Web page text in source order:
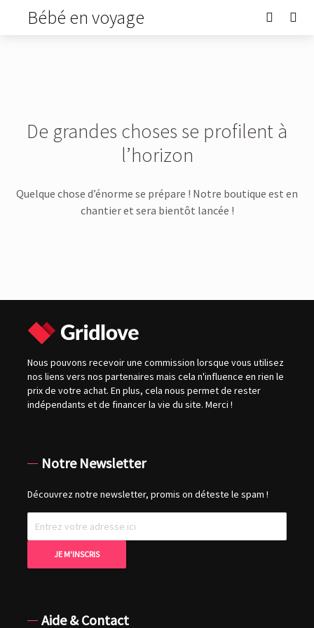
Bébé en voyage
De grandes choses se profilent à
l’horizon
Quelque chose d’énorme se prépare ! Notre boutique est en
chantier et sera bientôt lancée !
Nous pouvons recevoir une commission lorsque vous utilisez
nos liens vers nos partenaires mais cela n'influence en rien le
prix de votre achat. En plus, cela nous permet de rester
indépendants et de financer la vie du site. Merci !
Notre Newsletter
Découvrez notre newsletter, promis on déteste le spam !
Aide & Contact